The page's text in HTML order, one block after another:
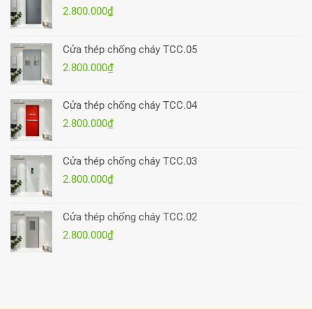
2.800.000₫
Cửa thép chống cháy TCC.05
2.800.000₫
Cửa thép chống cháy TCC.04
2.800.000₫
Cửa thép chống cháy TCC.03
2.800.000₫
Cửa thép chống cháy TCC.02
2.800.000₫